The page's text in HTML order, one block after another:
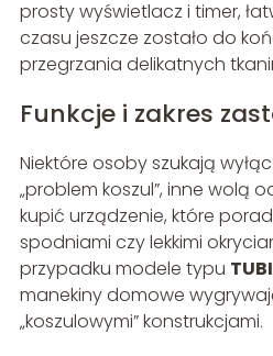
prosty wyświetlacz i timer,
czasu jeszcze zostało do
przegrzania delikatnych
Funkcje i zakres
Niektóre osoby szukają
„problem koszul”, inne wolą
kupić urządzenie, które
spodniami czy lekkimi
przypadku modele typu
manekiny domowe
„koszulowymi” konstrukcjami.